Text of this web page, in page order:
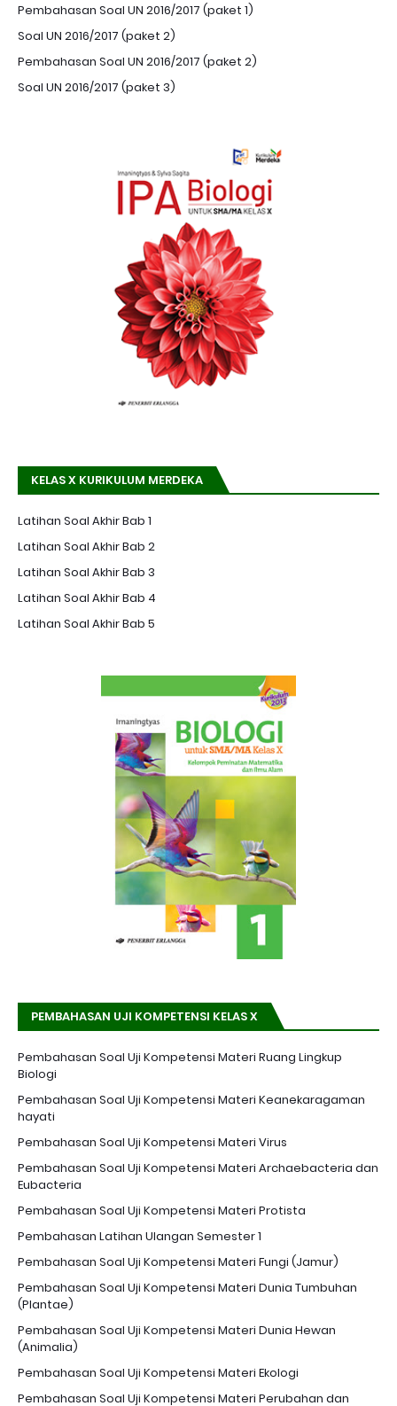
Pembahasan Soal UN 2016/2017 (paket 1)
Soal UN 2016/2017 (paket 2)
Pembahasan Soal UN 2016/2017 (paket 2)
Soal UN 2016/2017 (paket 3)
KELAS X KURIKULUM MERDEKA
Latihan Soal Akhir Bab 1
Latihan Soal Akhir Bab 2
Latihan Soal Akhir Bab 3
Latihan Soal Akhir Bab 4
Latihan Soal Akhir Bab 5
PEMBAHASAN UJI KOMPETENSI KELAS X
Pembahasan Soal Uji Kompetensi Materi Ruang Lingkup
Biologi
Pembahasan Soal Uji Kompetensi Materi Keanekaragaman
hayati
Pembahasan Soal Uji Kompetensi Materi Virus
Pembahasan Soal Uji Kompetensi Materi Archaebacteria dan
Eubacteria
Pembahasan Soal Uji Kompetensi Materi Protista
Pembahasan Latihan Ulangan Semester 1
Pembahasan Soal Uji Kompetensi Materi Fungi (Jamur)
Pembahasan Soal Uji Kompetensi Materi Dunia Tumbuhan
(Plantae)
Pembahasan Soal Uji Kompetensi Materi Dunia Hewan
(Animalia)
Pembahasan Soal Uji Kompetensi Materi Ekologi
Pembahasan Soal Uji Kompetensi Materi Perubahan dan